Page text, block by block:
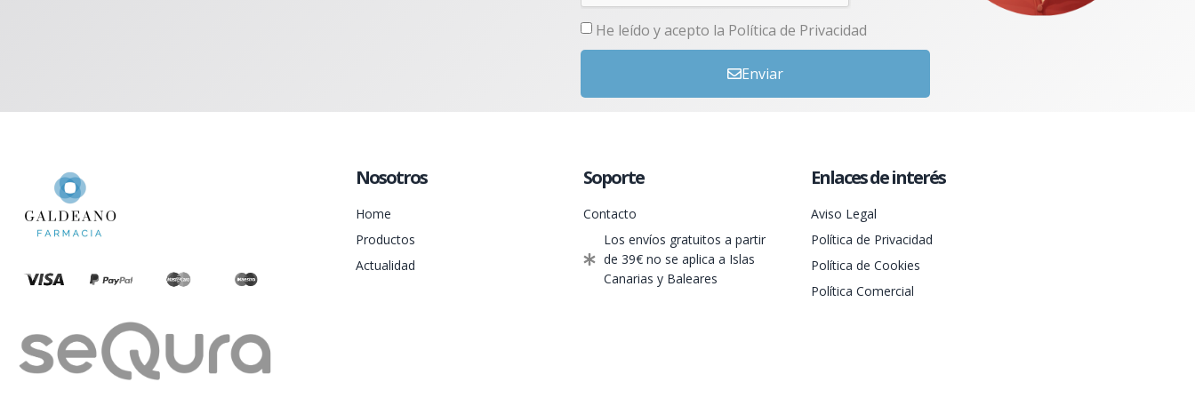
He leído y acepto la Política de Privacidad
Enviar
Nosotros
Home
Productos
Actualidad
Soporte
Contacto
Los envíos gratuitos a partir
de 39€ no se aplica a Islas
Canarias y Baleares
Enlaces de interés
Aviso Legal
Política de Privacidad
Política de Cookies
Política Comercial